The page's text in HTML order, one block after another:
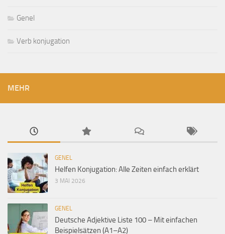
Genel
Verb konjugation
MEHR
GENEL
Helfen Konjugation: Alle Zeiten einfach erklärt
3 MAI 2026
GENEL
Deutsche Adjektive Liste 100 – Mit einfachen
Beispielsätzen (A1–A2)